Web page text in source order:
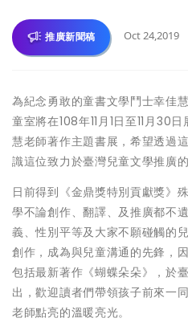
推廣新聞稿 Oct 24,2019
為紀念勇敢的童書文學鬥士幸佳
童室將在108年11月1日至11月30
慧老師著作主題書展，希望透過
識這位致力於臺灣兒童文學推廣的
日前得到《金鼎獎特別貢獻獎》
學不論創作、翻譯、及推廣都不
義、性別平等及大家不願碰觸的
創作，成為與兒童溝通的先鋒，
包括最新著作《蝴蝶朵朵》，於
出，歡迎讀者們帶領孩子前來一
老師點亮的溫暖亮光。